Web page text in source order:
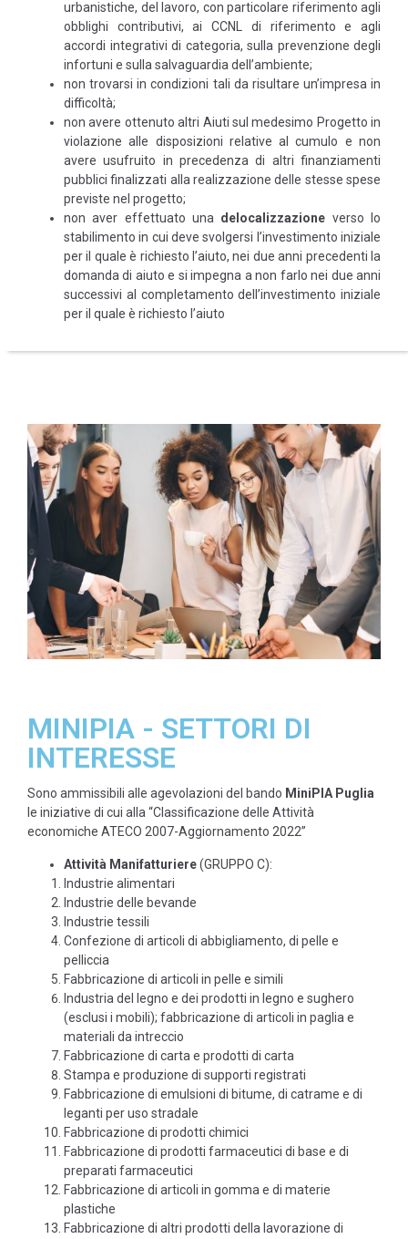
urbanistiche, del lavoro, con particolare riferimento agli
obblighi contributivi, ai CCNL di riferimento e agli
accordi integrativi di categoria, sulla prevenzione degli
infortuni e sulla salvaguardia dell’ambiente;
non trovarsi in condizioni tali da risultare un’impresa in
difficoltà;
non avere ottenuto altri Aiuti sul medesimo Progetto in
violazione alle disposizioni relative al cumulo e non
avere usufruito in precedenza di altri finanziamenti
pubblici finalizzati alla realizzazione delle stesse spese
previste nel progetto;
non aver effettuato una delocalizzazione verso lo
stabilimento in cui deve svolgersi l’investimento iniziale
per il quale è richiesto l’aiuto, nei due anni precedenti la
domanda di aiuto e si impegna a non farlo nei due anni
successivi al completamento dell’investimento iniziale
per il quale è richiesto l’aiuto
MINIPIA - SETTORI DI
INTERESSE
Sono ammissibili alle agevolazioni del bando MiniPIA Puglia
le iniziative di cui alla “Classificazione delle Attività
economiche ATECO 2007-Aggiornamento 2022”
Attività Manifatturiere(GRUPPO C):
Industrie alimentari
Industrie delle bevande
Industrie tessili
Confezione di articoli di abbigliamento, di pelle e
pelliccia
Fabbricazione di articoli in pelle e simili
Industria del legno e dei prodotti in legno e sughero
(esclusi i mobili); fabbricazione di articoli in paglia e
materiali da intreccio
Fabbricazione di carta e prodotti di carta
Stampa e produzione di supporti registrati
Fabbricazione di emulsioni di bitume, di catrame e di
leganti per uso stradale
Fabbricazione di prodotti chimici
Fabbricazione di prodotti farmaceutici di base e di
preparati farmaceutici
Fabbricazione di articoli in gomma e di materie
plastiche
Fabbricazione di altri prodotti della lavorazione di